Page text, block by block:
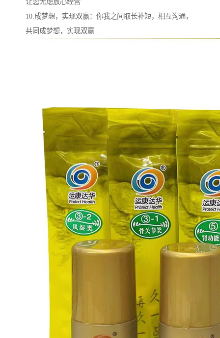
让您无虑放心经营
10.成梦想，实现双赢：你我之间取长补短，相互沟通，
共同成梦想，实现双赢